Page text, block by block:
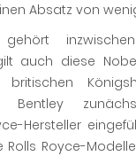
Absatz von
auch diese
Bentley
Hersteller
Royce-